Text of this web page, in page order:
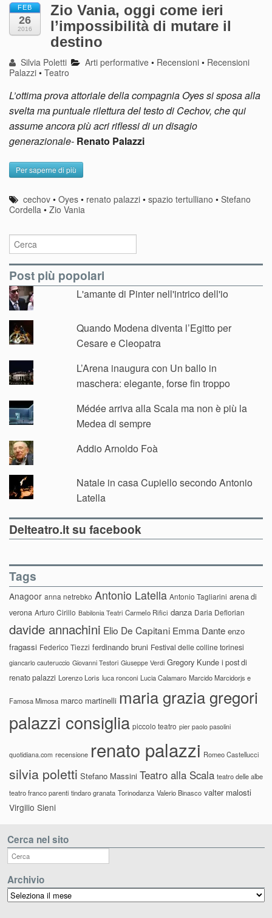
FEB
26
2016
Zio Vania, oggi come ieri
l’impossibilità di mutare il
destino
Silvia Poletti Arti performative • Recensioni • Recensioni
Palazzi • Teatro
L’ottima prova attoriale della compagnia Oyes si sposa alla
svelta ma puntuale rilettura del testo di Cechov, che qui
assume ancora più acri riflessi di un disagio
generazionale- Renato Palazzi
Per saperne di più
cechov •Oyes • renato palazzi •spazio tertulliano •Stefano
Cordella • Zio Vania
Post più popolari
L'amante di Pinter nell'intrico dell'io
Quando Modena diventa l’Egitto per
Cesare e Cleopatra
L’Arena inaugura con Un ballo in
maschera: elegante, forse fin troppo
Médée arriva alla Scala ma non è più la
Medea di sempre
Addio Arnoldo Foà
Natale in casa Cupiello secondo Antonio
Latella
Delteatro.it su facebook
Tags
Anagoor anna netrebko Antonio Latella Antonio Tagliarini arena di
verona Arturo Cirillo Babilonia Teatri Carmelo Rifici danza Daria Deflorian
davide annachini Elio De Capitani Emma Dante enzo
fragassi Federico Tiezzi ferdinando bruni Festival delle colline torinesi
giancarlo cauteruccio Giovanni Testori Giuseppe Verdi Gregory Kunde i post di
renato palazzi Lorenzo Loris luca ronconi Lucia Calamaro Marcido Marcidorjs e
Famosa Mimosa marco martinelli maria grazia gregori
palazzi consiglia piccolo teatro pier paolo pasolini
quotidiana.com recensione renato palazzi Romeo Castellucci
silvia poletti Stefano Massini Teatro alla Scala teatro delle albe
teatro franco parenti tindaro granata Torinodanza Valerio Binasco valter malosti
Virgilio Sieni
Cerca nel sito
Archivio
Archivio